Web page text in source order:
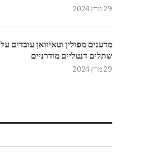
29 מרץ 2024
מדענים מפולין וטאיוואן עובדים על
שתלים דנטליים מודרניים
29 מרץ 2024